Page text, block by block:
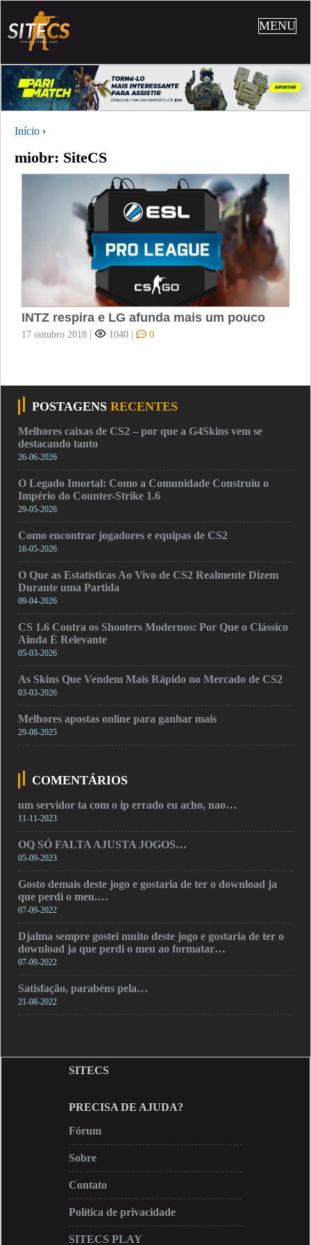
MENU
Início ›
miobr: SiteCS
INTZ respira e LG afunda mais um pouco
17 outubro 2018 | 1040 | 0
POSTAGENS RECENTES
Melhores caixas de CS2 – por que a G4Skins vem se
destacando tanto
26-06-2026
O Legado Imortal: Como a Comunidade Construiu o
Império do Counter-Strike 1.6
29-05-2026
Como encontrar jogadores e equipas de CS2
18-05-2026
O Que as Estatísticas Ao Vivo de CS2 Realmente Dizem
Durante uma Partida
09-04-2026
CS 1.6 Contra os Shooters Modernos: Por Que o Clássico
Ainda É Relevante
05-03-2026
As Skins Que Vendem Mais Rápido no Mercado de CS2
03-03-2026
Melhores apostas online para ganhar mais
29-08-2025
COMENTÁRIOS
um servidor ta com o ip errado eu acho, nao…
11-11-2023
OQ SÓ FALTA AJUSTA JOGOS…
05-09-2023
Gosto demais deste jogo e gostaria de ter o download ja
que perdi o meu.…
07-09-2022
Djalma sempre gostei muito deste jogo e gostaria de ter o
download ja que perdi o meu ao formatar…
07-09-2022
Satisfação, parabéns pela…
21-08-2022
SITECS
PRECISA DE AJUDA?
Fórum
Sobre
Contato
Política de privacidade
SITECS PLAY